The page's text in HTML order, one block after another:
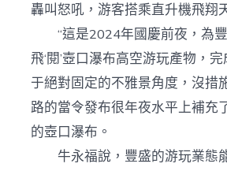
轟叫怒吼，游客搭乘直升機飛翔
“這是2024年國慶前夜，為豐
飛‘閱’壺口瀑布高空游玩產物，
于絕對固定的不雅景角度，沒措
路的當令發布很年夜水平上補充
的壺口瀑布。
牛永福說，豐盛的游玩業態